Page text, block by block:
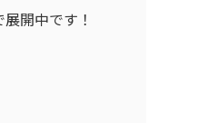
開中です！